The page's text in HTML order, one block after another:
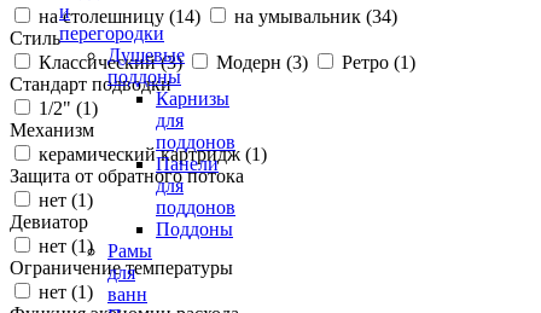
и
перегородки
Душевые
поддоны
Карнизы
для
поддонов
Панели
для
поддонов
Поддоны
Рамы
для
ванн
на столешницу (14) на умывальник (34)
Стиль
Классический (3) Модерн (3) Ретро (1)
Стандарт подводки
1/2" (1)
Механизм
керамический картридж (1)
Защита от обратного потока
нет (1)
Девиатор
нет (1)
Ограничение температуры
нет (1)